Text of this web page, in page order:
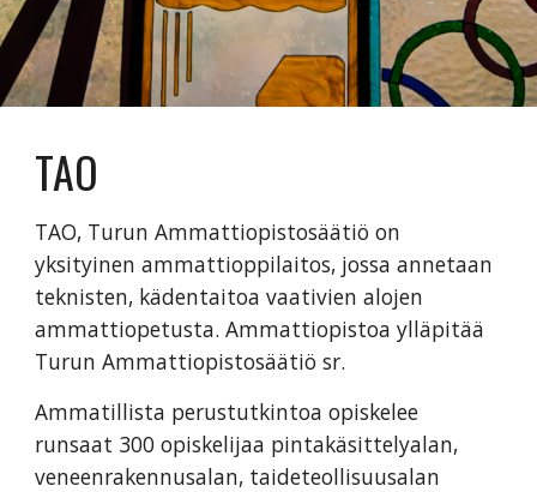
TAO
TAO, Turun Ammattiopistosäätiö on
yksityinen ammattioppilaitos, jossa annetaan
teknisten, kädentaitoa vaativien alojen
ammattiopetusta. Ammattiopistoa ylläpitää
Turun Ammattiopistosäätiö sr.
Ammatillista perustutkintoa opiskelee
runsaat 300 opiskelijaa pintakäsittelyalan,
veneenrakennusalan, taideteollisuusalan